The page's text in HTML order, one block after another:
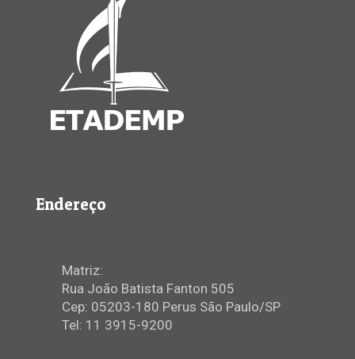
Endereço
Matriz:
Rua João Batista Fanton 505
Cep: 05203-180 Perus São Paulo/SP
Tel: 11 3915-9200